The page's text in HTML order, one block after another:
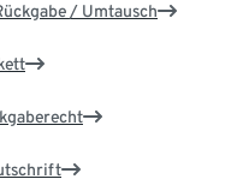
/ Umtausch